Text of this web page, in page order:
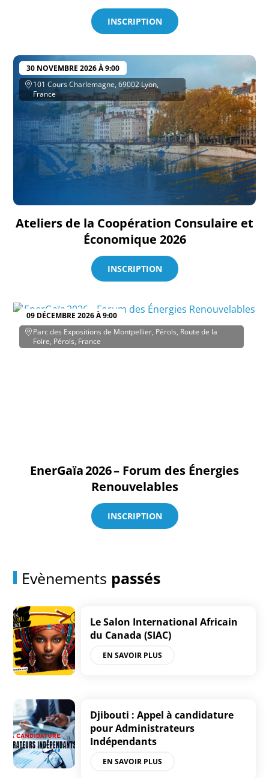
INSCRIPTION
30 NOVEMBRE 2026 À 9:00
101 Cours Charlemagne, 69002 Lyon,
France
Ateliers de la Coopération Consulaire et
Économique 2026
INSCRIPTION
09 DÉCEMBRE 2026 À 9:00
Parc des Expositions de Montpellier, Pérols, Route de la
Foire, Pérols, France
EnerGaïa 2026 – Forum des Énergies
Renouvelables
INSCRIPTION
Evènements passés
Le Salon International Africain
du Canada (SIAC)
EN SAVOIR PLUS
Djibouti : Appel à candidature
pour Administrateurs
Indépendants
EN SAVOIR PLUS